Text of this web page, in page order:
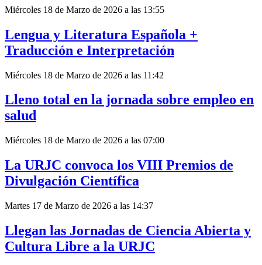
Miércoles 18 de Marzo de 2026 a las 13:55
Lengua y Literatura Española +
Traducción e Interpretación
Miércoles 18 de Marzo de 2026 a las 11:42
Lleno total en la jornada sobre empleo en
salud
Miércoles 18 de Marzo de 2026 a las 07:00
La URJC convoca los VIII Premios de
Divulgación Científica
Martes 17 de Marzo de 2026 a las 14:37
Llegan las Jornadas de Ciencia Abierta y
Cultura Libre a la URJC